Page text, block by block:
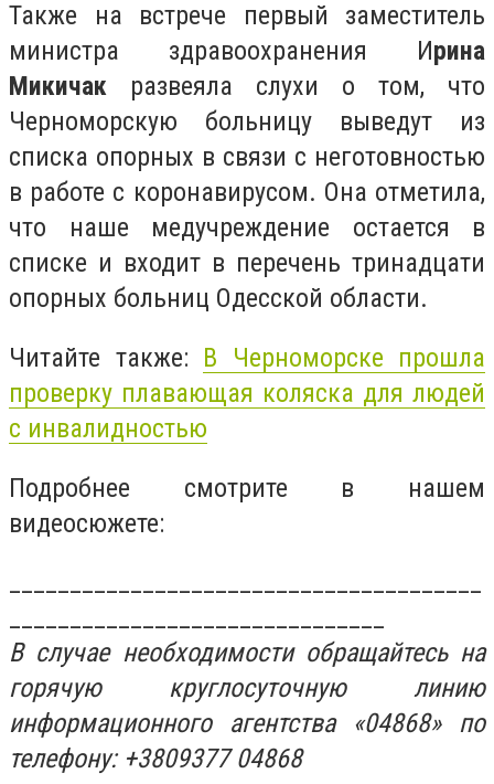
Также на встрече первый заместитель
министра здравоохранения Ирина
Микичак развеяла слухи о том, что
Черноморскую больницу выведут из
списка опорных в связи с неготовностью
в работе с коронавирусом. Она отметила,
что наше медучреждение остается в
списке и входит в перечень тринадцати
опорных больниц Одесской области.
Читайте также: В Черноморске прошла
проверку плавающая коляска для людей
с инвалидностью
Подробнее смотрите в нашем
видеосюжете:
В случае необходимости обращайтесь на
горячую круглосуточную линию
информационного агентства «04868» по
телефону: +3809377 04868